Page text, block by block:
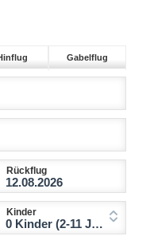
Gabelflug
Rückflug
Kinder
0 Kinder (2-11 Jahre)